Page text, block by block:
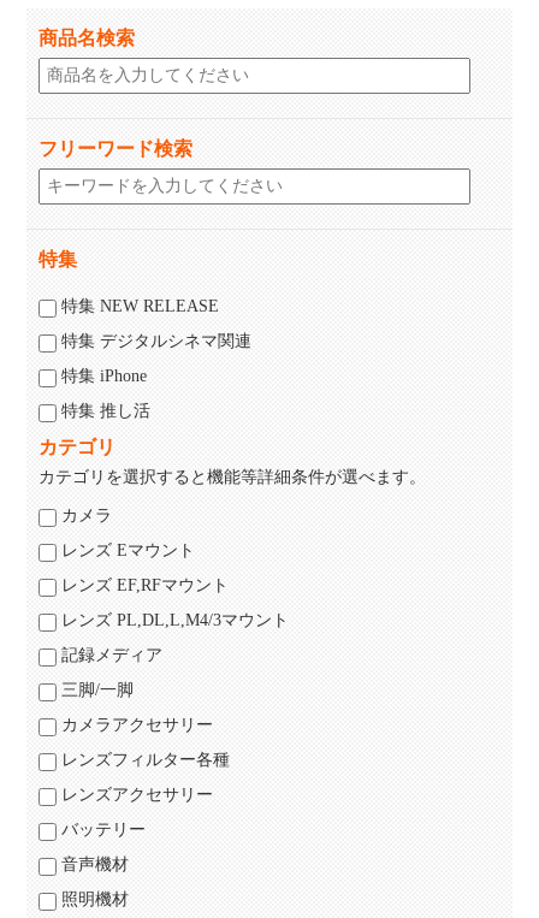
商品名検索
フリーワード検索
特集
特集 NEW RELEASE
特集 デジタルシネマ関連
特集 iPhone
特集 推し活
カテゴリ
カテゴリを選択すると機能等詳細条件が選べます。
カメラ
レンズ Eマウント
レンズ EF,RFマウント
レンズ PL,DL,L,M4/3マウント
記録メディア
三脚/一脚
カメラアクセサリー
レンズフィルター各種
レンズアクセサリー
バッテリー
音声機材
照明機材